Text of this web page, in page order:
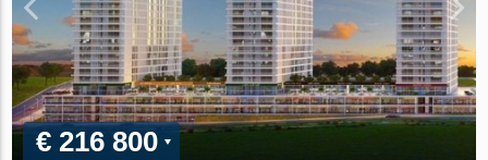
€ 216 800